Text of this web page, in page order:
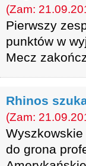
(Zam:
Pierwszy
punktów w
Mecz
Rhinos
(Zam:
do grona